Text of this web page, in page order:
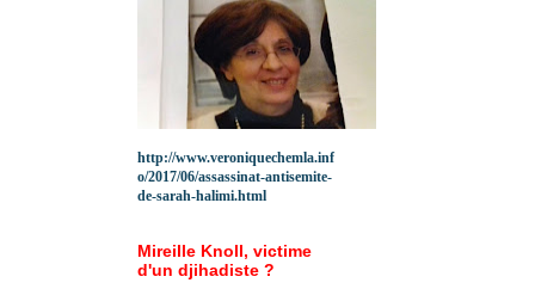
http://www.veroniquechemla.inf
o/2017/06/assassinat-antisemite-
de-sarah-halimi.html
Mireille Knoll, victime
d'un djihadiste ?